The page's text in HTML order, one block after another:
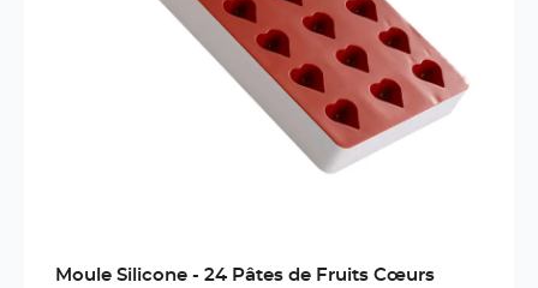
Moule Silicone - 24 Pâtes de Fruits Cœurs